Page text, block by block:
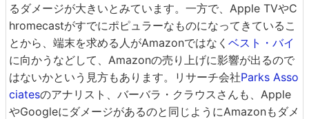
るダメージが大きいとみています。一方で、Apple TVやC
hromecastがすでにポピュラーなものになってきているこ
とから、端末を求める人がAmazonではなく ベスト・バイ
に向かうなどして、Amazonの売り上げに影響が出るので
はないかという見方もあります。リサーチ会社Parks Asso
ciatesのアナリスト、バーバラ・クラウスさんも、Apple
やGoogleにダメージがあるのと同じようにAmazonもダメ